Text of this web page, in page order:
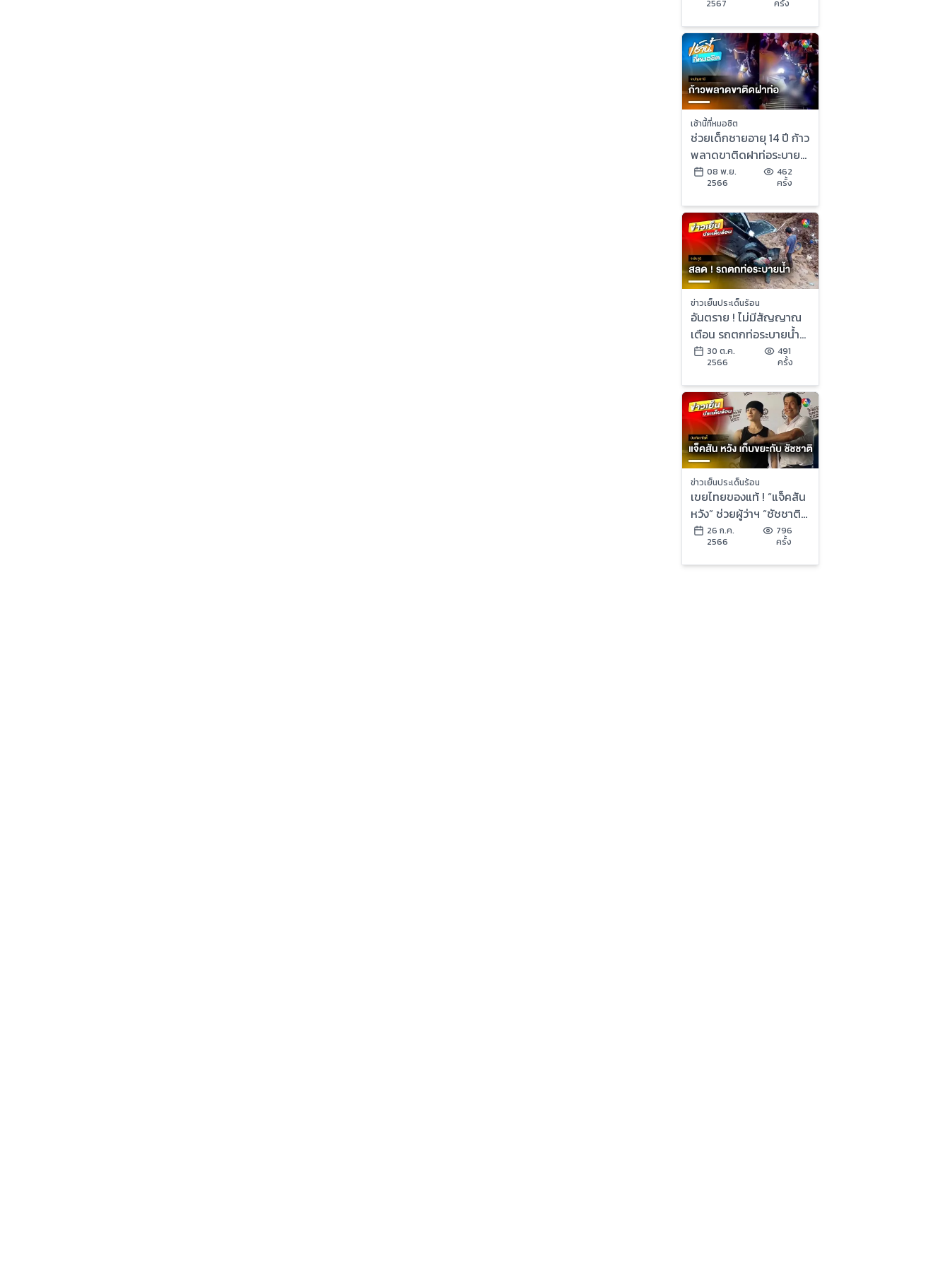
กับ กาย สวิตต์
2567
ครั้ง
เช้านี้ที่หมอชิต
ช่วยเด็กชายอายุ 14 ปี ก้าว
พลาดขาติดฝาท่อระบาย
น้ำ จ.ปทุมธานี | เช้านี้ที่
หมอชิต
08 พ.ย.
2566
462
ครั้ง
ข่าวเย็นประเด็นร้อน
อันตราย ! ไม่มีสัญญาณ
เตือน รถตกท่อระบายน้ำ
เสียชีวิต 1 คน | ข่าวเย็น
ประเด็นร้อน
30 ต.ค.
2566
491
ครั้ง
ข่าวเย็นประเด็นร้อน
เขยไทยของแท้ ! “แจ็คสัน
หวัง” ช่วยผู้ว่าฯ “ชัชชาติ”
ลงพื้นที่เก็บขยะ | บันเทิง
วาไรตี้
26 ก.ค.
2566
796
ครั้ง